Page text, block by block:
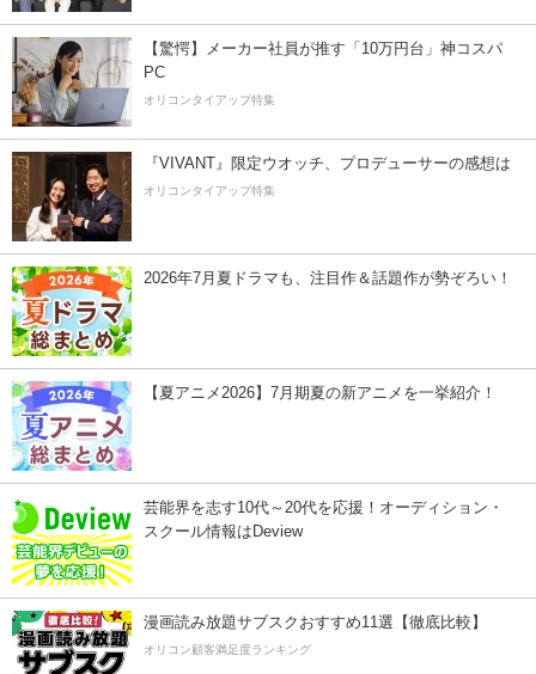
【驚愕】メーカー社員が推す「10万円台」神コスパ
PC
オリコンタイアップ特集
『VIVANT』限定ウオッチ、プロデューサーの感想は
オリコンタイアップ特集
2026年7月夏ドラマも、注目作＆話題作が勢ぞろい！
【夏アニメ2026】7月期夏の新アニメを一挙紹介！
芸能界を志す10代～20代を応援！オーディション・
スクール情報はDeview
漫画読み放題サブスクおすすめ11選【徹底比較】
オリコン顧客満足度ランキング